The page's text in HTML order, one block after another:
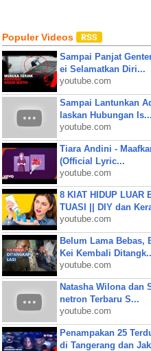
Populer Videos
Sampai Panjat
ei Selamatkan Diri...
youtube.com
Sampai Lantunkan
laskan Hubungan Is...
youtube.com
Tiara Andini -
(Official Lyric...
youtube.com
8 KIAT HIDUP LUAR
TUASI || DIY dan
youtube.com
Belum Lama Bebas,
Kei Kembali
youtube.com
Natasha Wilona dan
netron Terbaru S...
youtube.com
Penampakan 25
di Tangerang dan